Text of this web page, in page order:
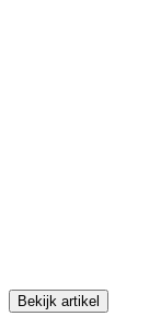
Bekijk artikel